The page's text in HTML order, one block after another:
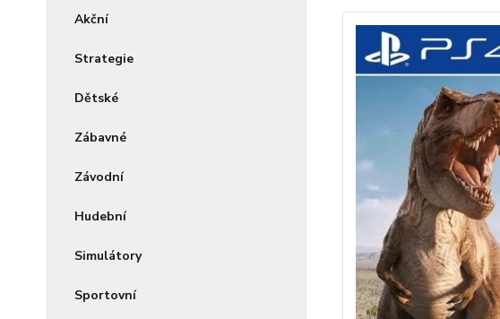
Akční
Strategie
Dětské
Zábavné
Závodní
Hudební
Simulátory
Sportovní